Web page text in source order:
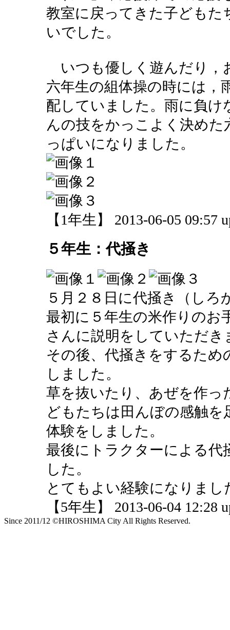
教室に戻ってきた子どもた
いでした。
いつも優しく遊んだり，
六年生の組体操の時には，
配していました。雨に負
んの技をかっこよく決め
っぱいになりました。
【1年生】 2013-06-05 09:57
５年生：代掻き
５月２８日に代掻き（しろ
最初に５年生の米作りのお
さんに説明をしていただき
その後、代掻きをするた
しました。
草を抜いたり、あぜを作っ
どもたちは田んぼの感触
体験をしました。
最後にトラクターによる
した。
とてもよい経験になりまし
【5年生】 2013-06-04 12:28
Since 2011/12 ©HIROSHIMA City All Rights Reserved.